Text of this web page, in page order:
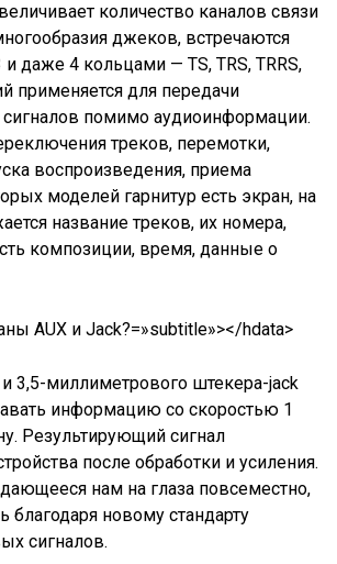
количество каналов связи
джеков, встречаются
и даже 4 кольцами — TS, TRS, TRRS,
применяется для передачи
помимо аудиоинформации.
треков, перемотки,
воспроизведения, приема
моделей гарнитур есть экран, на
название треков, их номера,
композиции, время, данные о
AUX и Jack?=»subtitle»></hdata>
3,5-миллиметрового штекера-jack
информацию со скоростью 1
Результирующий сигнал
после обработки и усиления.
нам на глаза повсеместно,
благодаря новому стандарту
сигналов.